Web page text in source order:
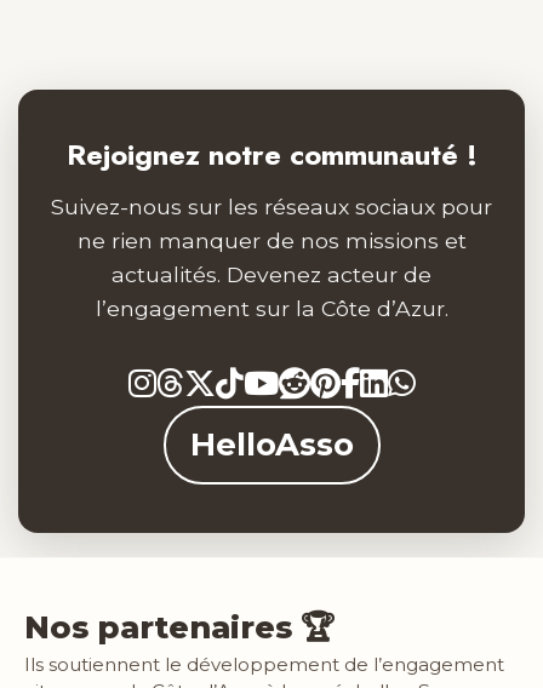
Rejoignez notre communauté !
Suivez-nous sur les réseaux sociaux pour
ne rien manquer de nos missions et
actualités. Devenez acteur de
l’engagement sur la Côte d’Azur.
HelloAsso
Nos partenaires 🏆
Ils soutiennent le développement de l’engagement